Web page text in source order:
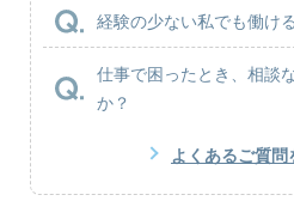
経験の少ない私でも働け
仕事で困ったとき、相談
か？
よくあるご質問